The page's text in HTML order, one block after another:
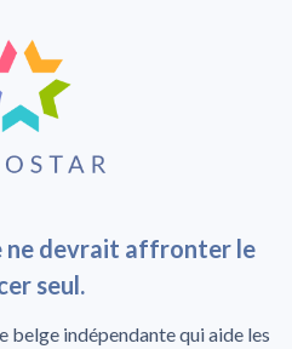
ne devrait affronter le
seul.
indépendante qui aide les